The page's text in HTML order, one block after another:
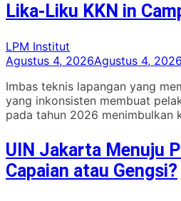
Lika-Liku KKN in
LPM Institut
Agustus 4, 2026Agustus 4, 2026
Imbas teknis lapangan yang
yang inkonsisten membuat
pada tahun 2026 menimbulkan
UIN Jakarta Menuju
Capaian atau Gengsi?